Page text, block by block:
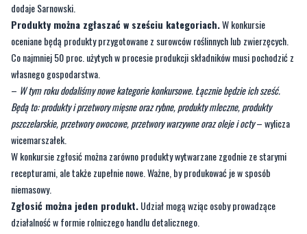
dodaje Sarnowski.
Produkty można zgłaszać w sześciu kategoriach.W konkursie
oceniane będą produkty przygotowane z surowców roślinnych lub zwierzęcych.
Co najmniej 50 proc. użytych w procesie produkcji składników musi pochodzić z
własnego gospodarstwa.
– W tym roku dodaliśmy nowe kategorie konkursowe. Łącznie będzie ich sześć.
Będą to: produkty i przetwory mięsne oraz rybne, produkty mleczne, produkty
pszczelarskie, przetwory owocowe, przetwory warzywne oraz oleje i octy– wylicza
wicemarszałek.
W konkursie zgłosić można zarówno produkty wytwarzane zgodnie ze starymi
recepturami, ale także zupełnie nowe. Ważne, by produkować je w sposób
niemasowy.
Zgłosić można jeden produkt.Udział mogą wziąc osoby prowadzące
działalność w formie rolniczego handlu detalicznego.